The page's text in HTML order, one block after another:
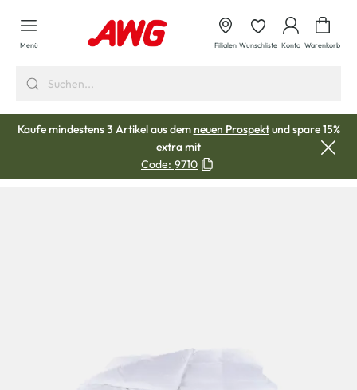
springen
Menü Filialen Wunschliste Konto Warenkorb
Kaufe mindestens 3 Artikel aus demneuen Prospektund spare 15%
extra mit
Code: 9710